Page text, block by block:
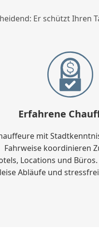
Er schützt Ihren
Erfahrene
mit
Fahrweise koordinieren
Locations und
leise Abläufe und